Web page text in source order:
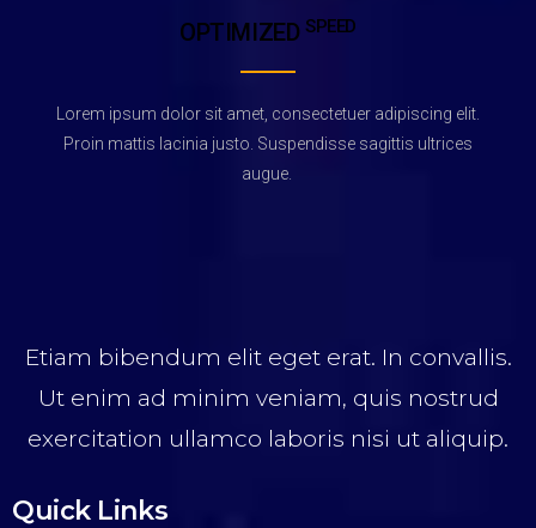
OPTIMIZED SPEED
Lorem ipsum dolor sit amet, consectetuer adipiscing elit.
Proin mattis lacinia justo. Suspendisse sagittis ultrices
augue.
Etiam bibendum elit eget erat. In convallis.
Ut enim ad minim veniam, quis nostrud
exercitation ullamco laboris nisi ut aliquip.
Quick Links